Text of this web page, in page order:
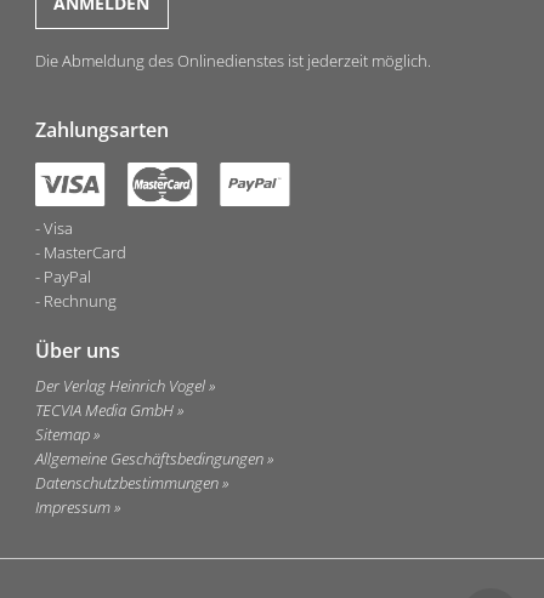
Die Abmeldung des Onlinedienstes ist jederzeit möglich.
Zahlungsarten
Visa
MasterCard
PayPal
Rechnung
Über uns
Der Verlag Heinrich Vogel
TECVIA Media GmbH
Sitemap
Allgemeine Geschäftsbedingungen
Datenschutzbestimmungen
Impressum